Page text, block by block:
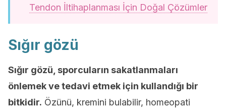
Tendon İltihaplanması İçin Doğal Çözümler
Sığır gözü
Sığır gözü, sporcuların sakatlanmaları
önlemek ve tedavi etmek için kullandığı bir
bitkidir. Özünü, kremini bulabilir, homeopati